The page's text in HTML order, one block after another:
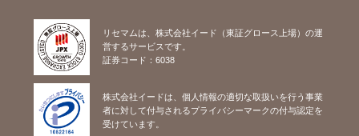
リセマムは、株式会社イード（東証グロース上場）の運
営するサービスです。
証券コード：6038
株式会社イードは、個人情報の適切な取扱いを行う事業
者に対して付与されるプライバシーマークの付与認定を
受けています。